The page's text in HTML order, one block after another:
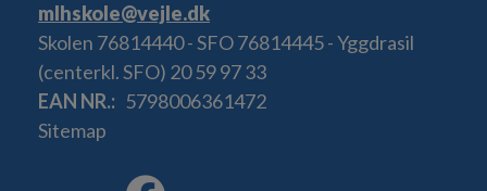
mlhskole@vejle.dk
Skolen 76814440 - SFO 76814445 - Yggdrasil
(centerkl. SFO) 20 59 97 33
EAN NR.
5798006361472
Sitemap